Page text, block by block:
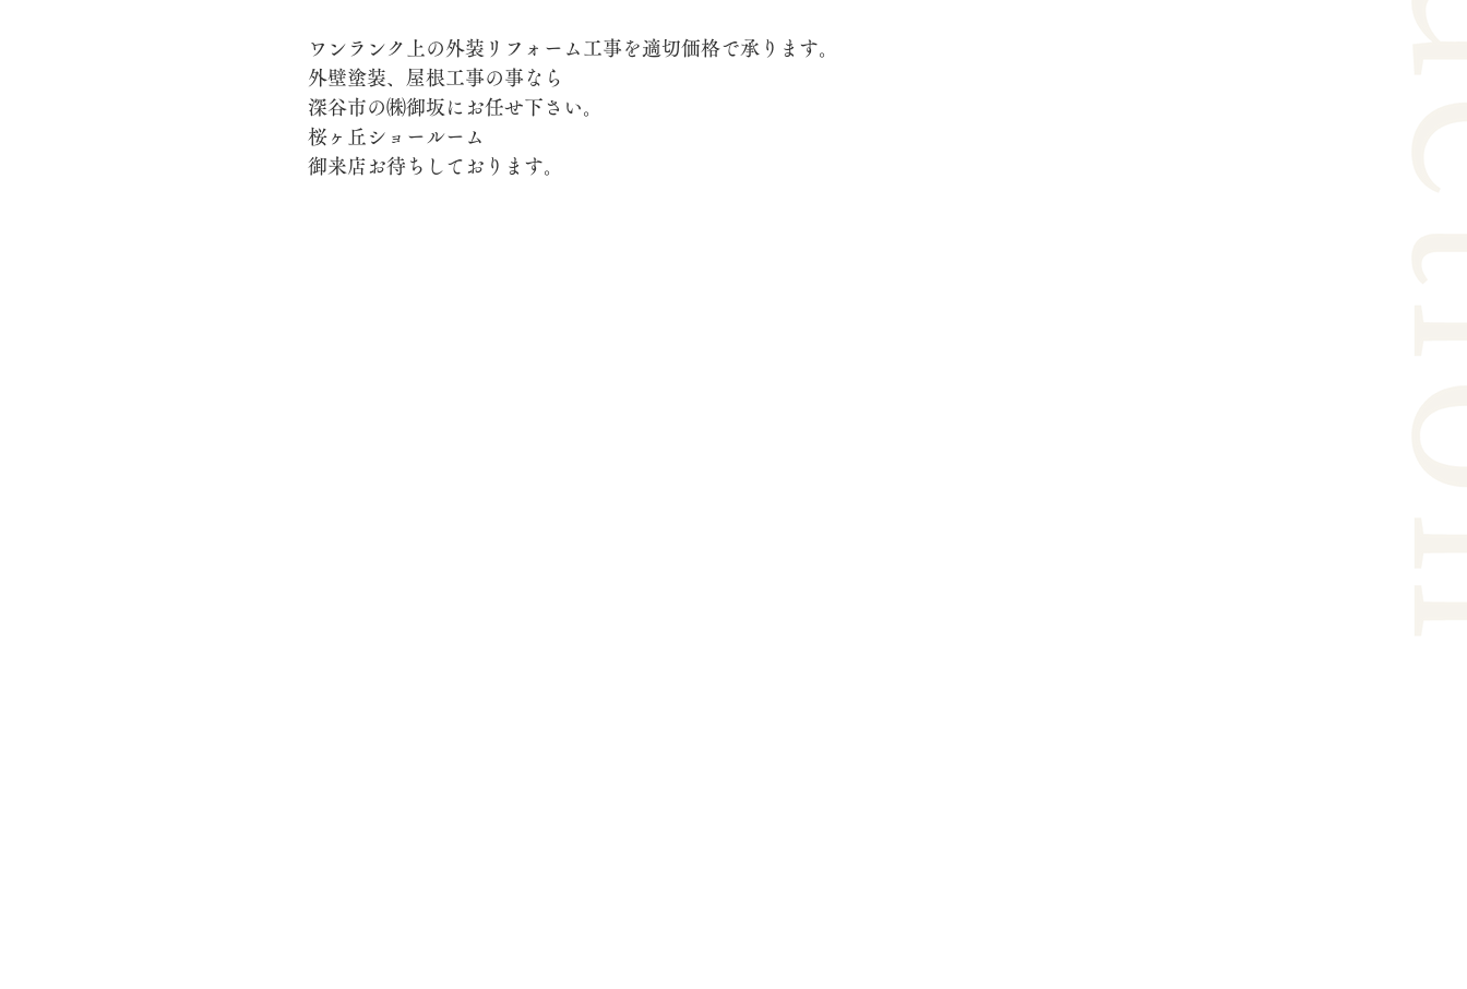
ワンランク上の外装リフォーム工事を適切価格で承ります。
外壁塗装、屋根工事の事なら
深谷市の㈱御坂にお任せ下さい。
桜ヶ丘ショールーム
御来店お待ちしております。